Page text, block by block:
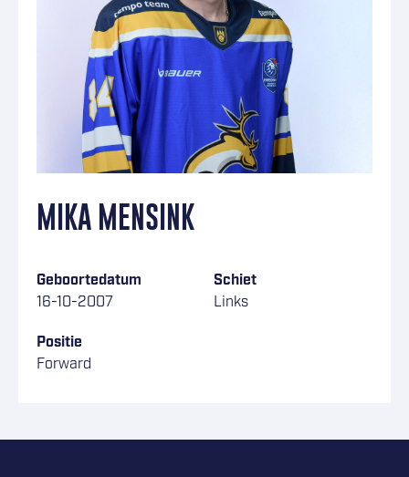
MIKA MENSINK
Geboortedatum
16-10-2007
Schiet
Links
Positie
Forward